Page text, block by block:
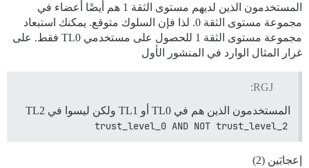
المستخدمون الذين لديهم مستوى الثقة 1 هم أيضًا أعضاء في
مجموعة مستوى الثقة 0. لذا فإن السلوك متوقع. يمكنك استبعاد
مجموعة مستوى الثقة 1 للحصول على مستخدمي TL0 فقط. على
غرار المثال الوارد في المنشور الأول
RGJ:
المستخدمون الذين هم في TL0 أو TL1 ولكن ليسوا في TL2
trust_level_0 AND NOT trust_level_2
إعجابَين (2)